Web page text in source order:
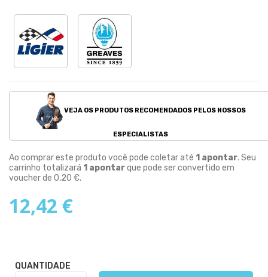
VEJA OS PRODUTOS RECOMENDADOS PELOS NOSSOS
ESPECIALISTAS
Ao comprar este produto você pode coletar até 1 apontar. Seu
carrinho totalizará 1 apontarque pode ser convertido em
voucher de 0,20 €.
12,42 €
QUANTIDADE